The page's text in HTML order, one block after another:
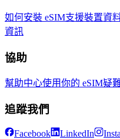
如何安裝 eSIM支援裝置資
資訊
協助
幫助中心使用你的 eSIM疑
追蹤我們
Facebook LinkedIn